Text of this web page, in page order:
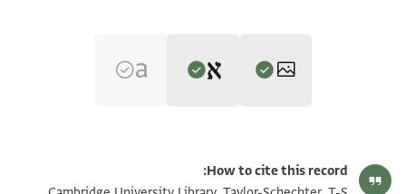
S. D. Goitein's unpublished edition (1950–85).
. . . . . . . . . . . . . . . . . . ] . בי תורתין וג
How to cite this record: